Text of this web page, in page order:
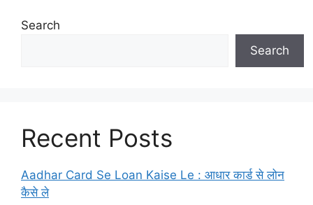
Search
Search
Recent Posts
Aadhar Card Se Loan Kaise Le : आधार कार्ड से लोन
कैसे ले